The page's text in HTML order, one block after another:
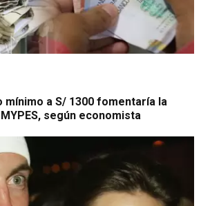
mínimo a S/ 1300 fomentaría la
según economista